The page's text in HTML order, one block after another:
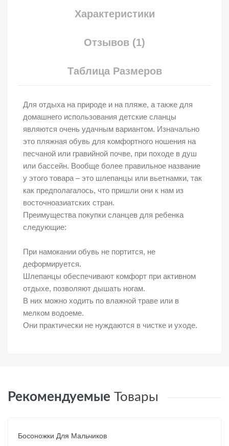
Характеристики
Отзывов (1)
Таблица Размеров
Для отдыха на природе и на пляже, а также для
домашнего использования детские сланцы
являются очень удачным вариантом. Изначально
это пляжная обувь для комфортного ношения на
песчаной или гравийной почве, при походе в душ
или бассейн. Вообще более правильное название
у этого товара – это шлепанцы или вьетнамки, так
как предполагалось, что пришли они к нам из
восточноазиатских стран.
Преимущества покупки сланцев для ребенка
следующие:
При намокании обувь не портится, не
деформируется.
Шлепанцы обеспечивают комфорт при активном
отдыхе, позволяют дышать ногам.
В них можно ходить по влажной траве или в
мелком водоеме.
Они практически не нуждаются в чистке и уходе.
Рекомендуемые Товары
Босоножки Для Мальчиков